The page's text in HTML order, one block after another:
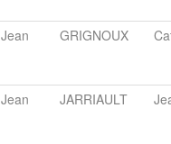
Jean GRIGNOUX
Jean JARRIAULT